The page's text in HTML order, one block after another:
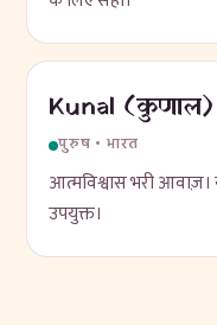
Kunal (कुणाल)
पुरुष • भारत
आत्मविश्वास भरी
उपयुक्त।